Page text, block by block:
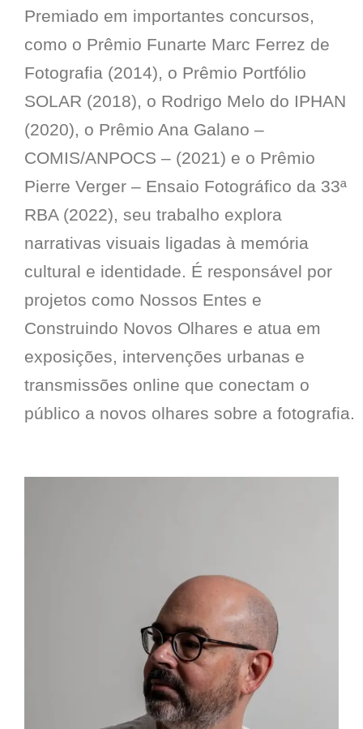
Premiado em importantes concursos,
como o Prêmio Funarte Marc Ferrez de
Fotografia (2014), o Prêmio Portfólio
SOLAR (2018), o Rodrigo Melo do IPHAN
(2020), o Prêmio Ana Galano –
COMIS/ANPOCS – (2021) e o Prêmio
Pierre Verger – Ensaio Fotográfico da 33ª
RBA (2022), seu trabalho explora
narrativas visuais ligadas à memória
cultural e identidade. É responsável por
projetos como Nossos Entes e
Construindo Novos Olhares e atua em
exposições, intervenções urbanas e
transmissões online que conectam o
público a novos olhares sobre a fotografia.